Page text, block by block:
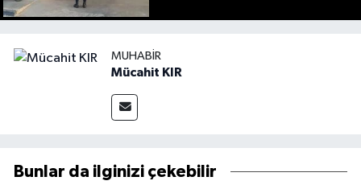
MUHABIR
Mücahit KIR
Bunlar da ilginizi çekebilir